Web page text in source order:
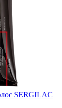
SERGILAC